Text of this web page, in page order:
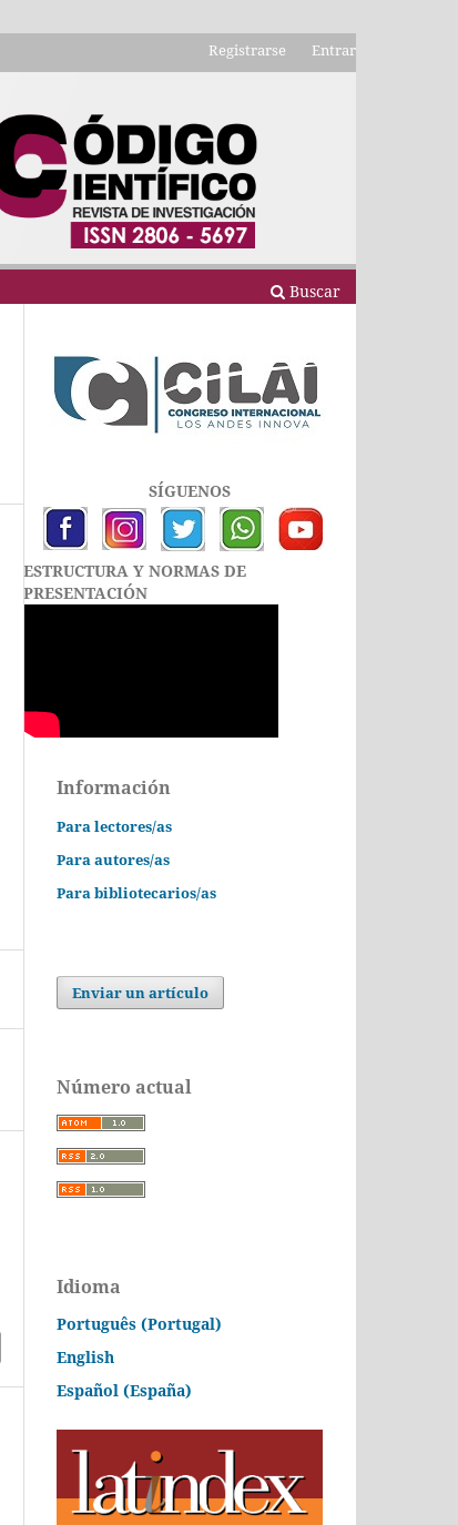
Buscar
Registrarse Entrar
SÍGUENOS
ESTRUCTURA Y NORMAS DE
PRESENTACIÓN
Información
Para lectores/as
Para autores/as
Para bibliotecarios/as
Enviar un artículo
Número actual
Idioma
Português (Portugal)
English
Español (España)